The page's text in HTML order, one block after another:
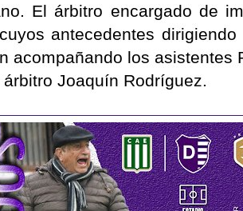
El árbitro encargado de
antecedentes
acompañando los asistentes
Joaquín Rodríguez.